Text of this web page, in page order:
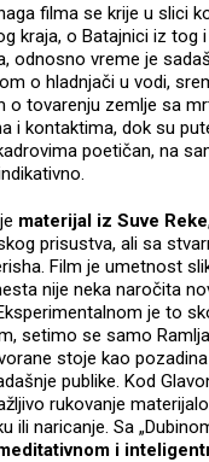
filma se krije u slici
kraja, o Batajnici iz
odnosno vreme je
o hladnjači u vodi,
o tovarenju zemlje sa
i kontaktima, dok su
poetičan, na
materijal iz Suve Reke
prisustva, ali sa
Film je umetnost
nije neka naročita
je to
setimo se samo
stoje kao
publike. Kod
rukovanje
ili naricanje. Sa
i